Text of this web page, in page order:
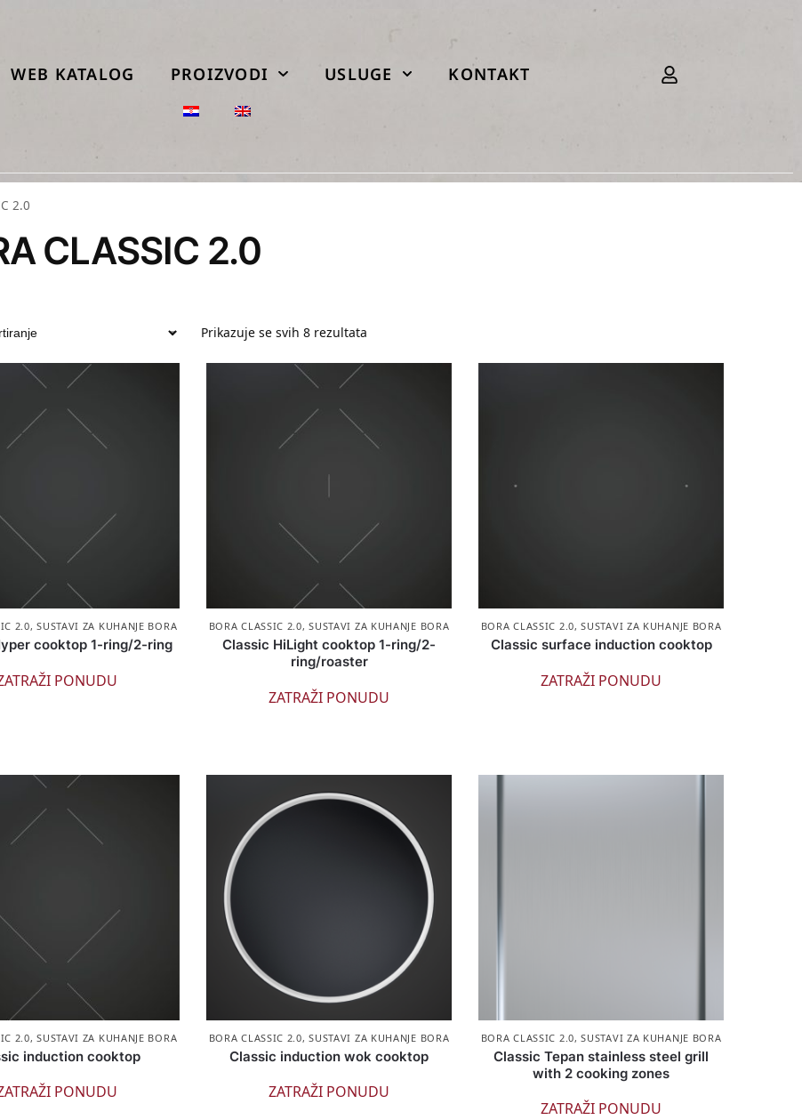
WEB KATALOG PROIZVODI USLUGE KONTAKT
2.0
CLASSIC 2.0
Prikazuje se svih 8 rezultata
2.0,SUSTAVI ZA KUHANJE BORA
cooktop 1-ring/2-ring
PONUDU
BORA CLASSIC 2.0,SUSTAVI ZA KUHANJE BORA
Classic HiLight cooktop 1-ring/2-
ring/roaster
ZATRAŽI PONUDU
BORA CLASSIC 2.0,SUSTAVI ZA KUHANJE BORA
Classic surface induction cooktop
ZATRAŽI PONUDU
2.0,SUSTAVI ZA KUHANJE BORA
induction cooktop
PONUDU
BORA CLASSIC 2.0,SUSTAVI ZA KUHANJE BORA
Classic induction wok cooktop
ZATRAŽI PONUDU
BORA CLASSIC 2.0,SUSTAVI ZA KUHANJE BORA
Classic Tepan stainless steel grill
with 2 cooking zones
ZATRAŽI PONUDU